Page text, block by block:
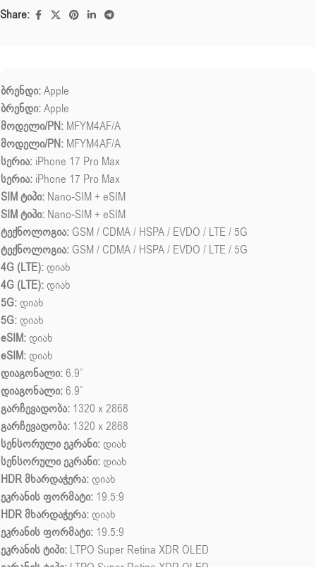
Share:
ბრენდი:Apple
ბრენდი:Apple
მოდელი/PN: MFYM4AF/A
მოდელი/PN: MFYM4AF/A
სერია: iPhone 17 Pro Max
სერია: iPhone 17 Pro Max
SIM ტიპი: Nano-SIM + eSIM
SIM ტიპი: Nano-SIM + eSIM
ტექნოლოგია: GSM / CDMA / HSPA / EVDO / LTE / 5G
ტექნოლოგია: GSM / CDMA / HSPA / EVDO / LTE / 5G
4G (LTE): დიახ
4G (LTE): დიახ
5G: დიახ
5G: დიახ
eSIM: დიახ
eSIM: დიახ
დიაგონალი:6.9”
დიაგონალი:6.9”
გარჩევადობა: 1320 x 2868
გარჩევადობა: 1320 x 2868
სენსორული ეკრანი: დიახ
სენსორული ეკრანი: დიახ
HDR მხარდაჭერა: დიახ
ეკრანის ფორმატი: 19.5:9
HDR მხარდაჭერა: დიახ
ეკრანის ფორმატი: 19.5:9
ეკრანის ტიპი: LTPO Super Retina XDR OLED